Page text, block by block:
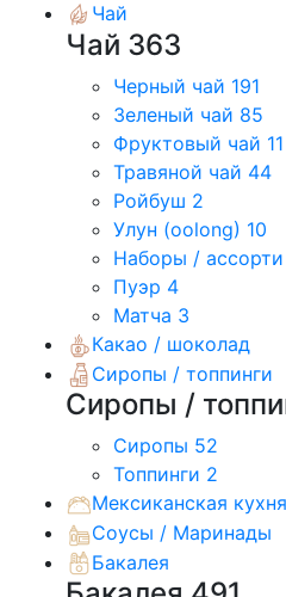
Чай
Чай 363
Черный чай 191
Зеленый чай 85
Фруктовый чай 11
Травяной чай 44
Ройбуш 2
Улун (oolong) 10
Наборы / ассорти
Пуэр 4
Матча 3
Какао / шоколад
Сиропы / топпинги
Сиропы /
Сиропы 52
Топпинги 2
Мексиканская кухня
Соусы / Маринады
Бакалея